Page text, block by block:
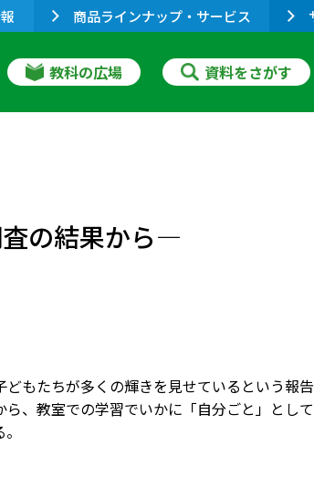
商品ラインナップ・サービス
教科の広場 資料をさがす
の結果から―
もたちが多くの輝きを見せているという報
、教室での学習でいかに「自分ごと」とし